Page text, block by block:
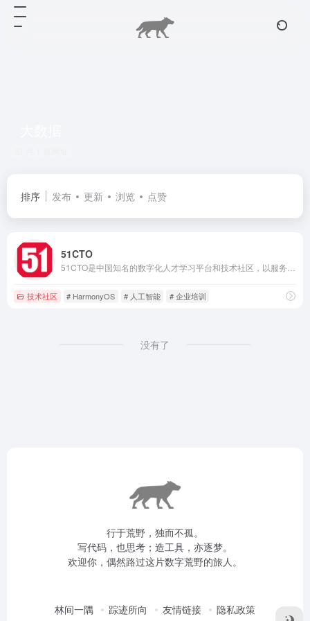
排序 发布 更新 浏览 点赞
51CTO
技术社区 # HarmonyOS # 人工智能 # 企业培训
没有了
行于荒野，独而不孤。
写代码，也思考；造工具，亦逐梦。
欢迎你，偶然路过这片数字荒野的旅人。
林间一隅 踪迹所向 友情链接 隐私政策